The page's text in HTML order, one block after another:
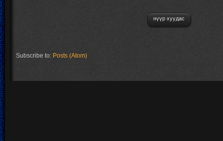
нүүр хуудас
Subscribe to: Posts (Atom)